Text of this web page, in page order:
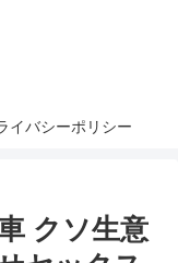
イバシーポリシー
クソ生意